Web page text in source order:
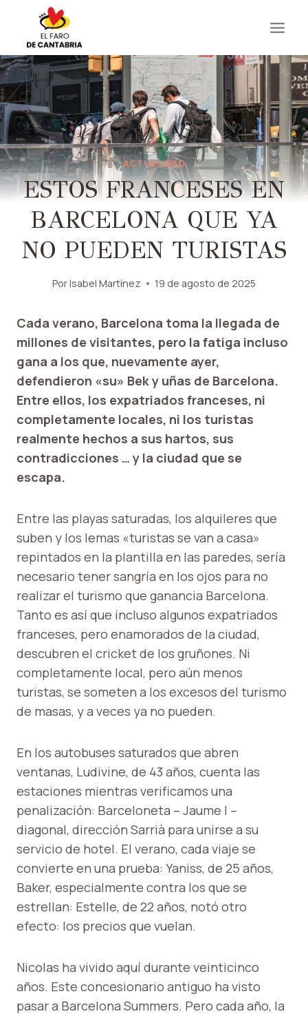
contenido
ACTUALIDAD
ESTOS FRANCESES EN
BARCELONA QUE YA
NO PUEDEN TURISTAS
PorIsabel Martínez 19 de agosto de 2025
Cada verano, Barcelona toma la llegada de
millones de visitantes, pero la fatiga incluso
gana a los que, nuevamente ayer,
defendieron «su» Bek y uñas de Barcelona.
Entre ellos, los expatriados franceses, ni
completamente locales, ni los turistas
realmente hechos a sus hartos, sus
contradicciones … y la ciudad que se
escapa.
Entre las playas saturadas, los alquileres que
suben y los lemas «turistas se van a casa»
repintados en la plantilla en las paredes, sería
necesario tener sangría en los ojos para no
realizar el turismo que ganancia Barcelona.
Tanto es así que incluso algunos expatriados
franceses, pero enamorados de la ciudad,
descubren el cricket de los gruñones. Ni
completamente local, pero aún menos
turistas, se someten a los excesos del turismo
de masas, y a veces ya no pueden.
En los autobuses saturados que abren
ventanas, Ludivine, de 43 años, cuenta las
estaciones mientras verificamos una
penalización: Barceloneta – Jaume I –
diagonal, dirección Sarrià para unirse a su
servicio de hotel. El verano, cada viaje se
convierte en una prueba: Yaniss, de 25 años,
Baker, especialmente contra los que se
estrellan: Estelle, de 22 años, notó otro
efecto: los precios que vuelan.
Nicolas ha vivido aquí durante veinticinco
años. Este concesionario antiguo ha visto
pasar a Barcelona Summers. Pero cada año, la